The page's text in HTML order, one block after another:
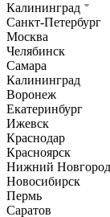
Калининград
Санкт-Петербург
Москва
Челябинск
Самара
Калининград
Воронеж
Екатеринбург
Ижевск
Краснодар
Красноярск
Нижний Новгород
Новосибирск
Пермь
Саратов